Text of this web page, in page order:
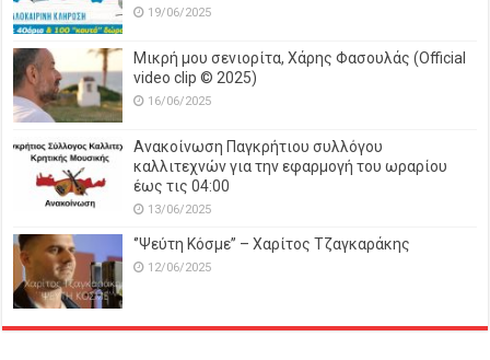
19/06/2025
Μικρή μου σενιορίτα, Χάρης Φασουλάς (Official
video clip © 2025)
16/06/2025
Ανακοίνωση Παγκρήτιου συλλόγου
καλλιτεχνών για την εφαρμογή του ωραρίου
έως τις 04:00
13/06/2025
‘’Ψεύτη Κόσμε’’ – Χαρίτος Τζαγκαράκης
12/06/2025